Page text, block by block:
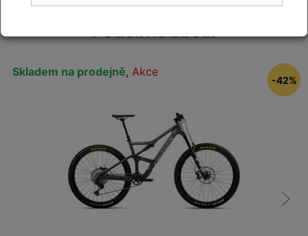
Podobné zboží
Skladem na prodejně, Akce
-42%